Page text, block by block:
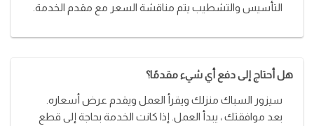
التأسيس والتشطيب يتم مناقشة السعر مع مقدم الخدمة.
هل أحتاج إلى دفع أي شيء مقدمًا؟
سيزور السباك منزلك ويقرأ العمل ويقدم عرض أسعاره.
بعد موافقتك ، يبدأ العمل. إذا كانت الخدمة بحاجة إلى قطع